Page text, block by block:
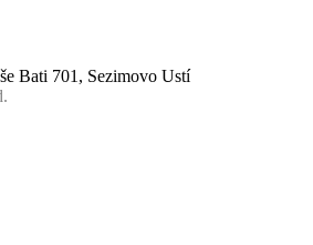
Bati 701, Sezimovo Ustí